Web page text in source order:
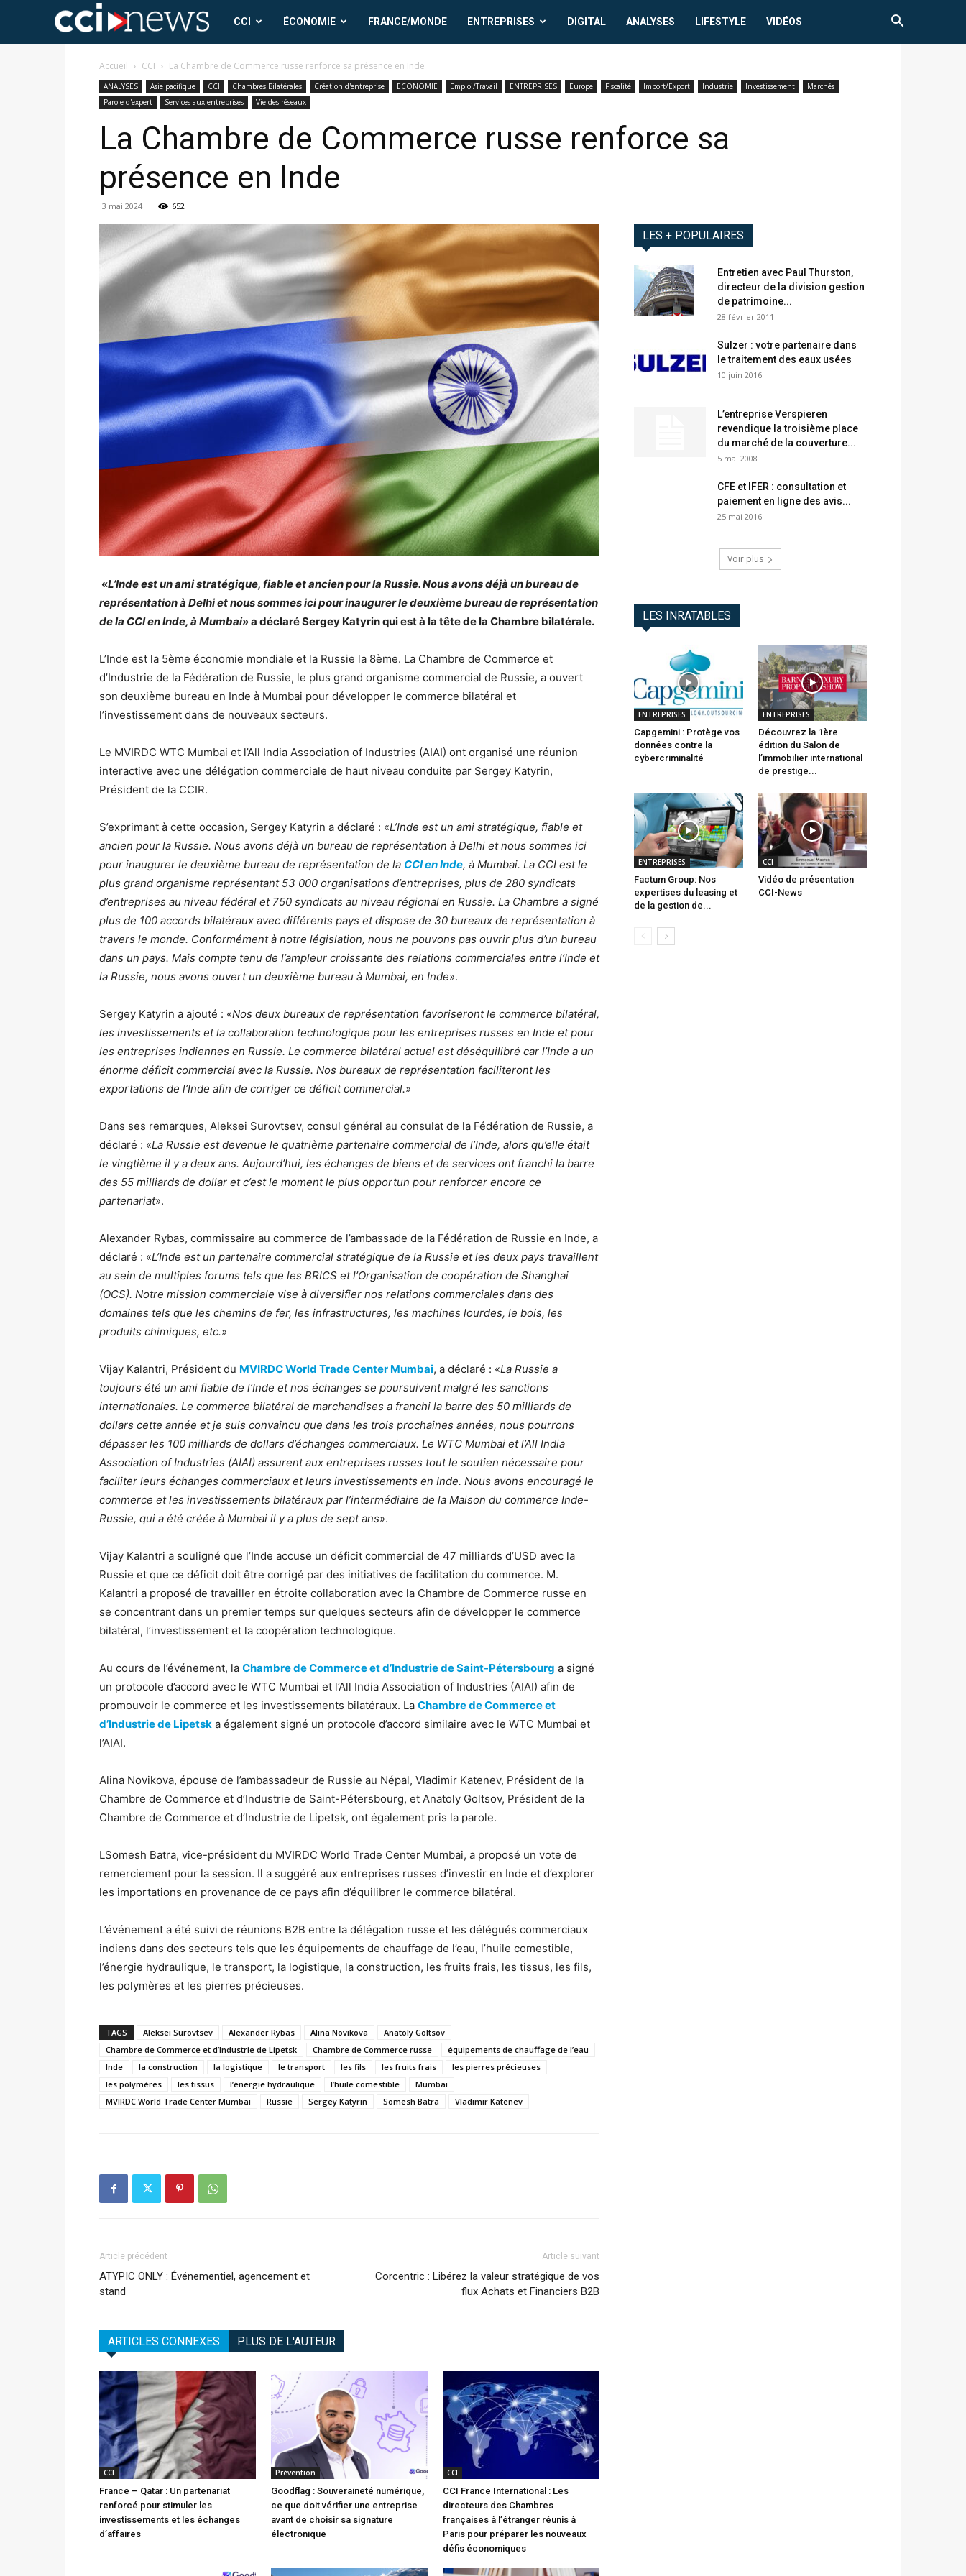
CCI
News
CCI ÉCONOMIE FRANCE/MONDE ENTREPRISES DIGITAL ANALYSES LIFESTYLE VIDÉOS
Accueil CCI La Chambre de Commerce russe renforce sa présence en Inde
ANALYSES Asie pacifique CCI Chambres Bilatérales Création d'entreprise ECONOMIE Emploi/Travail ENTREPRISES Europe Fiscalité Import/Export Industrie Investissement
Marchés
Parole d'expert
Services aux entreprises Vie des réseaux
La Chambre de Commerce russe renforce sa
présence en Inde
3 mai 2024 652
«L’Inde est un ami stratégique, fiable et ancien pour la Russie. Nous avons déjà un bureau de
représentation à Delhi et nous sommes ici pour inaugurer le deuxième bureau de représentation
de la CCI en Inde, à Mumbai» a déclaré Sergey Katyrin qui est à la tête de la Chambre bilatérale.
L’Inde est la 5ème économie mondiale et la Russie la 8ème. La Chambre de Commerce et
d’Industrie de la Fédération de Russie, le plus grand organisme commercial de Russie, a ouvert
son deuxième bureau en Inde à Mumbai pour développer le commerce bilatéral et
l’investissement dans de nouveaux secteurs.
Le MVIRDC WTC Mumbai et l’All India Association of Industries (AIAI) ont organisé une réunion
interactive avec une délégation commerciale de haut niveau conduite par Sergey Katyrin,
Président de la CCIR.
S’exprimant à cette occasion, Sergey Katyrin a déclaré : «L’Inde est un ami stratégique, fiable et
ancien pour la Russie. Nous avons déjà un bureau de représentation à Delhi et nous sommes ici
pour inaugurer le deuxième bureau de représentation de la CCI en Inde, à Mumbai. La CCI est le
plus grand organisme représentant 53 000 organisations d’entreprises, plus de 280 syndicats
d’entreprises au niveau fédéral et 750 syndicats au niveau régional en Russie. La Chambre a signé
plus de 100 accords bilatéraux avec différents pays et dispose de 30 bureaux de représentation à
travers le monde. Conformément à notre législation, nous ne pouvons pas ouvrir plus d’un bureau
dans un pays. Mais compte tenu de l’ampleur croissante des relations commerciales entre l’Inde et
la Russie, nous avons ouvert un deuxième bureau à Mumbai, en Inde».
Sergey Katyrin a ajouté : «Nos deux bureaux de représentation favoriseront le commerce bilatéral,
les investissements et la collaboration technologique pour les entreprises russes en Inde et pour
les entreprises indiennes en Russie. Le commerce bilatéral actuel est déséquilibré car l’Inde a un
énorme déficit commercial avec la Russie. Nos bureaux de représentation faciliteront les
exportations de l’Inde afin de corriger ce déficit commercial.»
Dans ses remarques, Aleksei Surovtsev, consul général au consulat de la Fédération de Russie, a
déclaré : «La Russie est devenue le quatrième partenaire commercial de l’Inde, alors qu’elle était
le vingtième il y a deux ans. Aujourd’hui, les échanges de biens et de services ont franchi la barre
des 55 milliards de dollar et c’est le moment le plus opportun pour renforcer encore ce
partenariat».
Alexander Rybas, commissaire au commerce de l’ambassade de la Fédération de Russie en Inde, a
déclaré : «L’Inde est un partenaire commercial stratégique de la Russie et les deux pays travaillent
au sein de multiples forums tels que les BRICS et l’Organisation de coopération de Shanghai
(OCS). Notre mission commerciale vise à diversifier nos relations commerciales dans des
domaines tels que les chemins de fer, les infrastructures, les machines lourdes, le bois, les
produits chimiques, etc.»
Vijay Kalantri, Président du MVIRDC World Trade Center Mumbai, a déclaré : «La Russie a
toujours été un ami fiable de l’Inde et nos échanges se poursuivent malgré les sanctions
internationales. Le commerce bilatéral de marchandises a franchi la barre des 50 milliards de
dollars cette année et je suis convaincu que dans les trois prochaines années, nous pourrons
dépasser les 100 milliards de dollars d’échanges commerciaux. Le WTC Mumbai et l’All India
Association of Industries (AIAI) assurent aux entreprises russes tout le soutien nécessaire pour
faciliter leurs échanges commerciaux et leurs investissements en Inde. Nous avons encouragé le
commerce et les investissements bilatéraux par l’intermédiaire de la Maison du commerce Inde-
Russie, qui a été créée à Mumbai il y a plus de sept ans».
Vijay Kalantri a souligné que l’Inde accuse un déficit commercial de 47 milliards d’USD avec la
Russie et que ce déficit doit être corrigé par des initiatives de facilitation du commerce. M.
Kalantri a proposé de travailler en étroite collaboration avec la Chambre de Commerce russe en
se concentrant dans un premier temps sur quelques secteurs afin de développer le commerce
bilatéral, l’investissement et la coopération technologique.
Au cours de l’événement, la Chambre de Commerce et d’Industrie de Saint-Pétersbourg a signé
un protocole d’accord avec le WTC Mumbai et l’All India Association of Industries (AIAI) afin de
promouvoir le commerce et les investissements bilatéraux. La Chambre de Commerce et
d’Industrie de Lipetsk a également signé un protocole d’accord similaire avec le WTC Mumbai et
l’AIAI.
Alina Novikova, épouse de l’ambassadeur de Russie au Népal, Vladimir Katenev, Président de la
Chambre de Commerce et d’Industrie de Saint-Pétersbourg, et Anatoly Goltsov, Président de la
Chambre de Commerce et d’Industrie de Lipetsk, ont également pris la parole.
LSomesh Batra, vice-président du MVIRDC World Trade Center Mumbai, a proposé un vote de
remerciement pour la session. Il a suggéré aux entreprises russes d’investir en Inde et d’explorer
les importations en provenance de ce pays afin d’équilibrer le commerce bilatéral.
L’événement a été suivi de réunions B2B entre la délégation russe et les délégués commerciaux
indiens dans des secteurs tels que les équipements de chauffage de l’eau, l’huile comestible,
l’énergie hydraulique, le transport, la logistique, la construction, les fruits frais, les tissus, les fils,
les polymères et les pierres précieuses.
TAGS Aleksei Surovtsev Alexander Rybas Alina Novikova
Anatoly Goltsov
Chambre de Commerce et d’Industrie de Lipetsk
Chambre de Commerce russe
équipements de chauffage de l’eau
Inde
la construction la logistique le transport les fils les fruits frais
les pierres précieuses
les polymères
les tissus l’énergie hydraulique l’huile comestible
Mumbai
MVIRDC World Trade Center Mumbai
Russie Sergey Katyrin Somesh Batra Vladimir Katenev
Article précédent
ATYPIC ONLY : Événementiel, agencement et
stand
Article suivant
Corcentric : Libérez la valeur stratégique de vos
flux Achats et Financiers B2B
ARTICLES CONNEXES PLUS DE L'AUTEUR
CCI
France – Qatar : Un partenariat
renforcé pour stimuler les
investissements et les échanges
d’affaires
Prévention
Goodflag : Souveraineté numérique,
ce que doit vérifier une entreprise
avant de choisir sa signature
électronique
CCI
CCI France International : Les
directeurs des Chambres
françaises à l’étranger réunis à
Paris pour préparer les nouveaux
défis économiques
LES + POPULAIRES
Entretien avec Paul Thurston,
directeur de la division gestion
de patrimoine...
28 février 2011
Sulzer : votre partenaire dans
le traitement des eaux usées
10 juin 2016
L’entreprise Verspieren
revendique la troisième place
du marché de la couverture...
5 mai 2008
CFE et IFER : consultation et
paiement en ligne des avis...
25 mai 2016
Voir plus
LES INRATABLES
ENTREPRISES
Capgemini : Protège vos
données contre la
cybercriminalité
ENTREPRISES
Découvrez la 1ère
édition du Salon de
l’immobilier international
de prestige...
ENTREPRISES
Factum Group: Nos
expertises du leasing et
de la gestion de...
CCI
Vidéo de présentation
CCI-News